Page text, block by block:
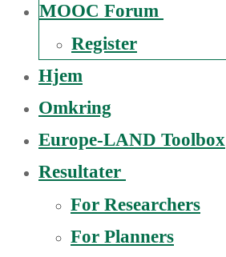
MOOC Forum
Register
Hjem
Omkring
Europe-LAND Toolbox
Resultater
For Researchers
For Planners